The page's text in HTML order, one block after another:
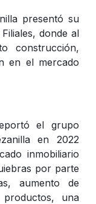
presentó su
donde al
construcción,
en el mercado
el grupo
en 2022
inmobiliario
por parte
aumento de
una